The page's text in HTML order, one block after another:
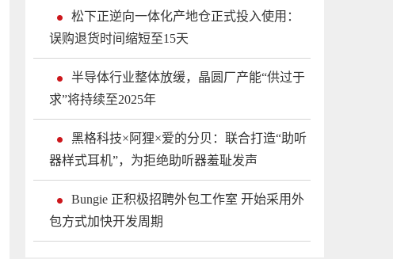
松下正逆向一体化产地仓正式投入使用：
误购退货时间缩短至15天
半导体行业整体放缓，晶圆厂产能“供过于
求”将持续至2025年
黑格科技×阿狸×爱的分贝：联合打造“助听
器样式耳机”，为拒绝助听器羞耻发声
Bungie 正积极招聘外包工作室 开始采用外
包方式加快开发周期